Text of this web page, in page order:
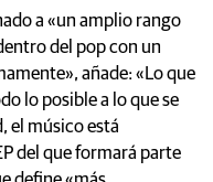
a «un amplio rango
del pop con un
añade: «Lo que
lo posible a lo que se
el músico está
del que formará parte